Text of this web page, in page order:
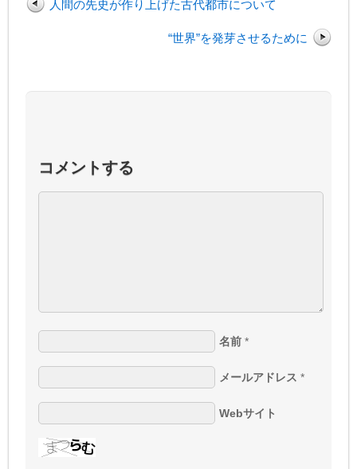
人間の先史が作り上げた古代都市について
“世界”を発芽させるために
コメントする
名前 *
メールアドレス *
Webサイト